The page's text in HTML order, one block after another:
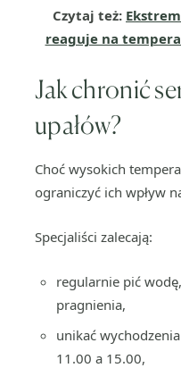
Czytaj też:
reaguje na
Jak chronić
upałów?
Choć wysokich
ograniczyć ich wpływ
Specjaliści zalecają:
regularnie pić
pragnienia,
unikać
11.00 a 15.00,